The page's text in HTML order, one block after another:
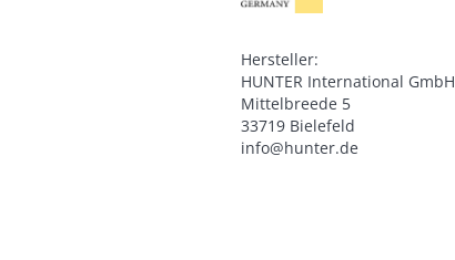
Hersteller:
HUNTER International GmbH
Mittelbreede 5
33719 Bielefeld
info@hunter.de